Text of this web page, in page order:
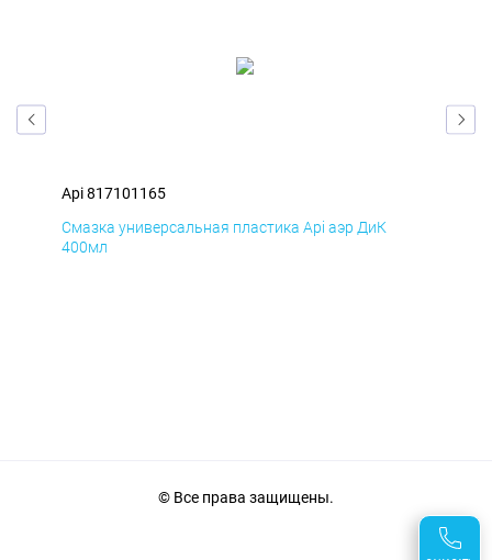
Api 817101165
Смазка универсальная пластика Api аэр ДиК
400мл
© Все права защищены.